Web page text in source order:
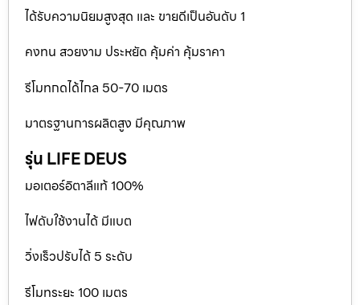
ได้รับความนิยมสูงสุด และ ขายดีเป็นอันดับ 1
คงทน สวยงาม ประหยัด คุ้มค่า คุ้มราคา
รีโมทกดได้ไกล 50-70 เมตร
มาตรฐานการผลิตสูง มีคุณภาพ
รุ่น LIFE DEUS
มอเตอร์อิตาลีแท้ 100%
ไฟดับใช้งานได้ มีแบต
วิ่งเร็วปรับได้ 5 ระดับ
รีโมทระยะ 100 เมตร